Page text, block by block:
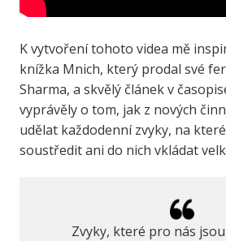
K vytvoření tohoto videa mě
knížka Mnich, který prodal své
Sharma, a skvělý článek v
vyprávěly o tom, jak z nových
udělat každodenní zvyky, na
soustředit ani do nich vkládat
Zvyky, které pro nás